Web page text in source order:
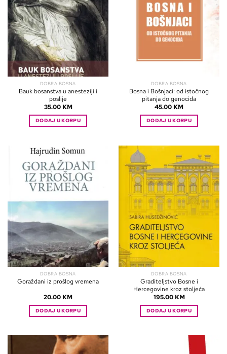
DOBRA BOSNA
Bauk bosanstva u anesteziji i
poslije
35.00 KM
DODAJ U KORPU
DOBRA BOSNA
Bosna i Bošnjaci: od istočnog
pitanja do genocida
45.00 KM
DODAJ U KORPU
DOBRA BOSNA
Goraždani iz prošlog vremena
20.00 KM
DODAJ U KORPU
DOBRA BOSNA
Graditeljstvo Bosne i
Hercegovine kroz stoljeća
195.00 KM
DODAJ U KORPU